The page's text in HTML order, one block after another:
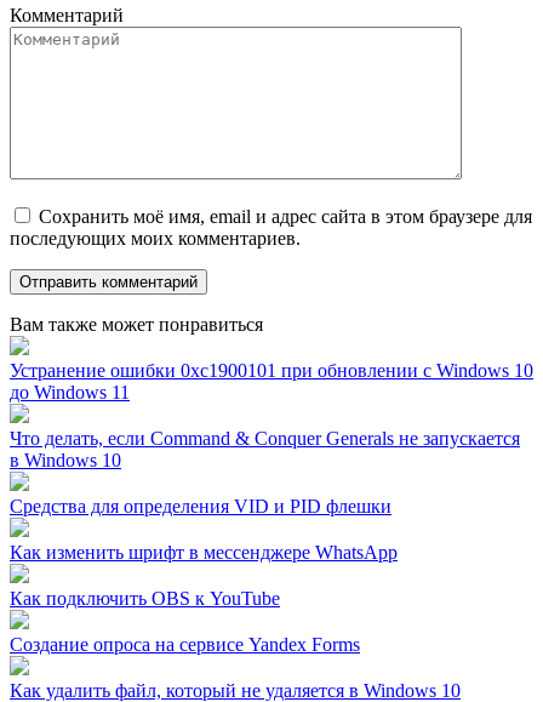
Комментарий
Сохранить моё имя, email и адрес сайта в этом браузере для
последующих моих комментариев.
Вам также может понравиться
Устранение ошибки 0xc1900101 при обновлении с Windows 10
до Windows 11
Что делать, если Command & Conquer Generals не запускается
в Windows 10
Средства для определения VID и PID флешки
Как изменить шрифт в мессенджере WhatsApp
Как подключить OBS к YouTube
Создание опроса на сервисе Yandex Forms
Как удалить файл, который не удаляется в Windows 10